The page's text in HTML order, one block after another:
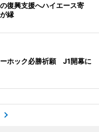
復興支援へハイエース寄
縁
ホック必勝祈願 J1開幕に